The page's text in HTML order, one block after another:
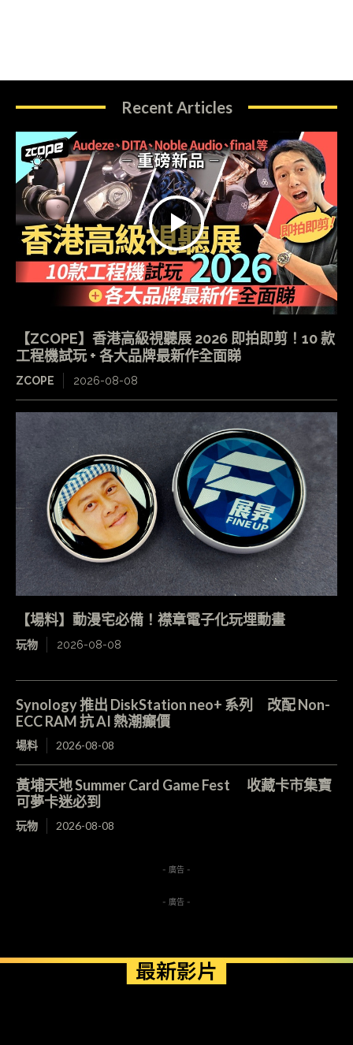
Recent Articles
【ZCOPE】香港高級視聽展 2026 即拍即剪！10 款
工程機試玩 + 各大品牌最新作全面睇
ZCOPE 2026-08-08
【場料】動漫宅必備！襟章電子化玩埋動畫
玩物 2026-08-08
Synology 推出 DiskStation neo+ 系列 改配 Non-
ECC RAM 抗 AI 熱潮癲價
場料 2026-08-08
黃埔天地 Summer Card Game Fest 收藏卡市集寶
可夢卡迷必到
玩物 2026-08-08
- 廣告 -
- 廣告 -
最新影片